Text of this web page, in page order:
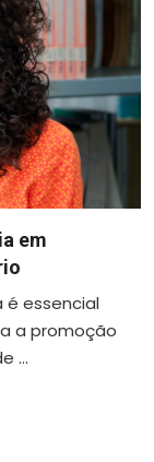
em
essencial
a promoção
...